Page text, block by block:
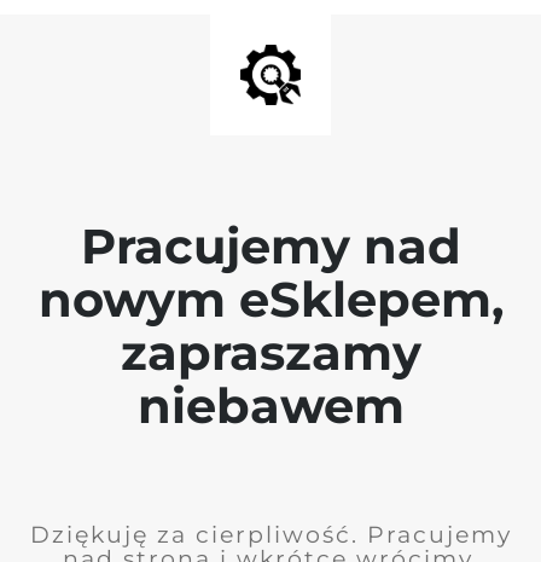
Pracujemy nad
nowym eSklepem,
zapraszamy
niebawem
Dziękuję za cierpliwość. Pracujemy